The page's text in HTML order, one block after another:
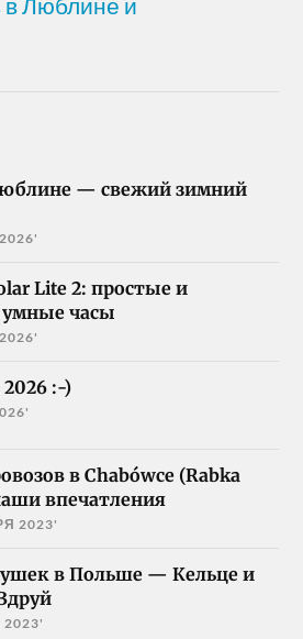
в Люблине и
— свежий зимний
Lite 2: простые и
часы
:-)
в Chabówce (Rabka
впечатления
2023'
в Польше — Кельце и